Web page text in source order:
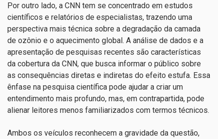
Por outro lado, a CNN tem se concentrado em estudos
científicos e relatórios de especialistas, trazendo uma
perspectiva mais técnica sobre a degradação da camada
de ozônio e o aquecimento global. A análise de dados e a
apresentação de pesquisas recentes são características
da cobertura da CNN, que busca informar o público sobre
as consequências diretas e indiretas do efeito estufa. Essa
ênfase na pesquisa científica pode ajudar a criar um
entendimento mais profundo, mas, em contrapartida, pode
alienar leitores menos familiarizados com termos técnicos.
Ambos os veículos reconhecem a gravidade da questão,